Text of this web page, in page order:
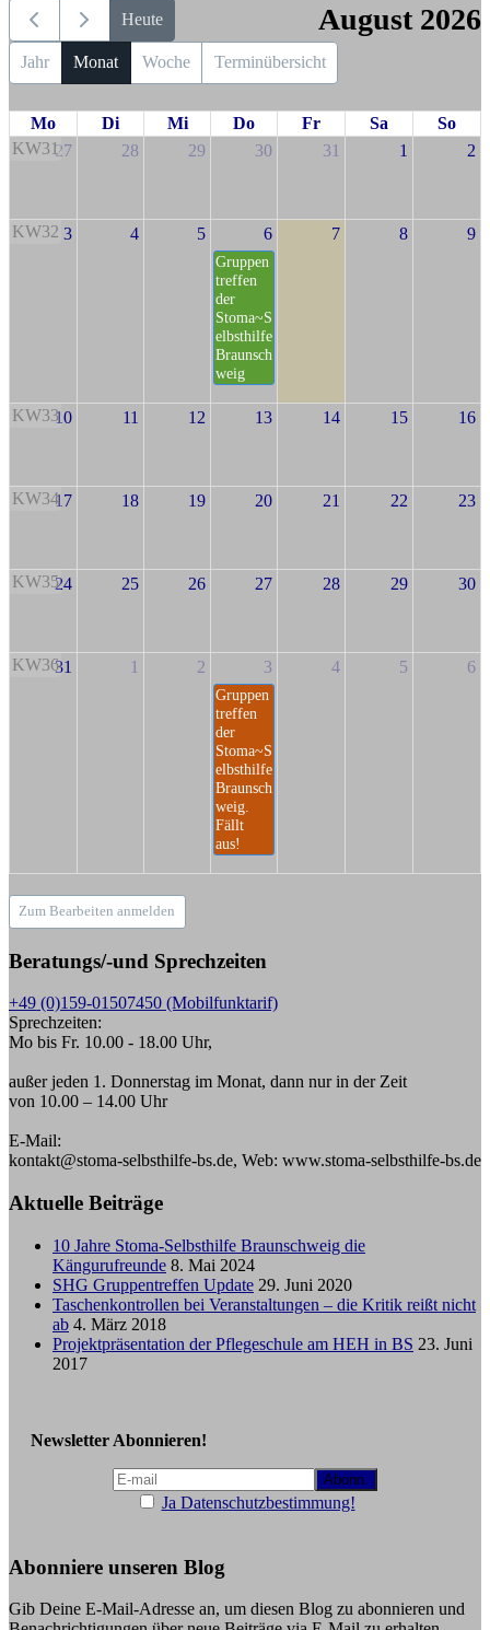
Heute August 2026
Jahr Monat Woche Terminübersicht
Mo Di Mi Do Fr Sa
So
KW3127 28 29 30 31 1 2
KW32 3 4 5 6
Gruppen
treffen
der
Stoma~S
elbsthilfe
Braunsch
weig
7 8 9
KW3310 11 12 13 14 15 16
KW3417 18 19 20 21 22 23
KW3524 25 26 27 28 29 30
KW3631 1 2 3
Gruppen
treffen
der
Stoma~S
elbsthilfe
Braunsch
weig.
Fällt
aus!
4 5 6
Zum Bearbeiten anmelden
Beratungs/-und Sprechzeiten
+49 (0)159-01507450 (Mobilfunktarif)
Sprechzeiten:
Mo bis Fr. 10.00 - 18.00 Uhr,
außer jeden 1. Donnerstag im Monat, dann nur in der Zeit
von 10.00 – 14.00 Uhr
E-Mail:
kontakt@stoma-selbsthilfe-bs.de, Web: www.stoma-selbsthilfe-bs.de
Aktuelle Beiträge
10 Jahre Stoma-Selbsthilfe Braunschweig die
Kängurufreunde 8. Mai 2024
SHG Gruppentreffen Update 29. Juni 2020
Taschenkontrollen bei Veranstaltungen – die Kritik reißt nicht
ab 4. März 2018
Projektpräsentation der Pflegeschule am HEH in BS 23. Juni
2017
Newsletter Abonnieren!
Ja Datenschutzbestimmung!
Abonniere unseren Blog
Gib Deine E-Mail-Adresse an, um diesen Blog zu abonnieren und